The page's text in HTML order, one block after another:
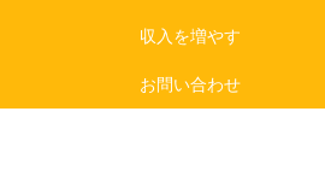
収入を増やす
お問い合わせ